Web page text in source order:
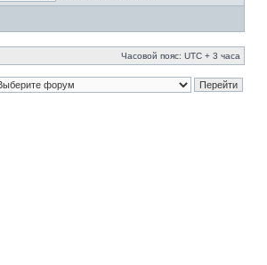
Часовой пояс: UTC + 3 часа